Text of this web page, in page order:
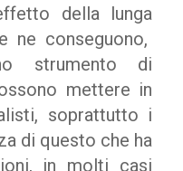
della lunga
ne conseguono,
strumento di
mettere in
soprattutto i
di questo che ha
in molti casi